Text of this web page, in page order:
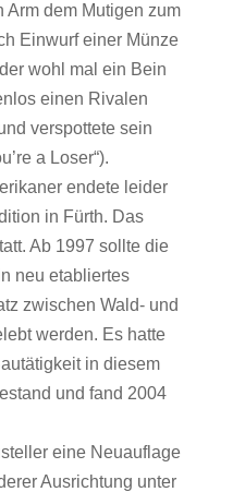
Arm dem Mutigen zum
Einwurf einer Münze
wohl mal ein Bein
einen Rivalen
verspottete sein
a Loser“).
endete leider
in Fürth. Das
Ab 1997 sollte die
neu eta­bliertes
zwischen Wald- und
werden. Es hatte
in diesem
und fand 2004
eine Neuauflage
Ausrichtung unter